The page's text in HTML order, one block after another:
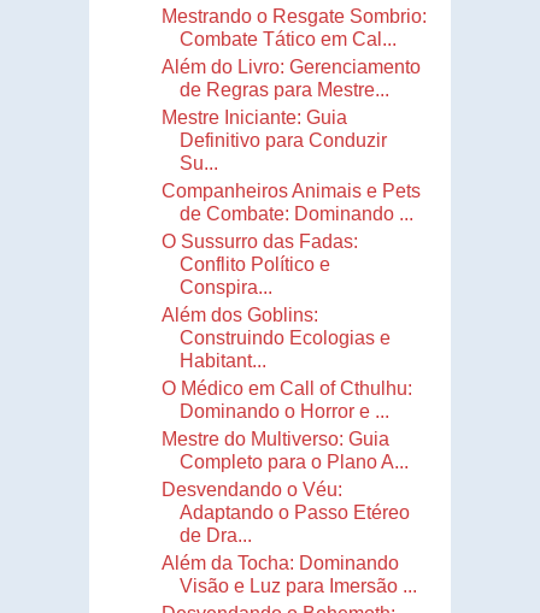
Mestrando o Resgate Sombrio:
Combate Tático em Cal...
Além do Livro: Gerenciamento
de Regras para Mestre...
Mestre Iniciante: Guia
Definitivo para Conduzir
Su...
Companheiros Animais e Pets
de Combate: Dominando ...
O Sussurro das Fadas:
Conflito Político e
Conspira...
Além dos Goblins:
Construindo Ecologias e
Habitant...
O Médico em Call of Cthulhu:
Dominando o Horror e ...
Mestre do Multiverso: Guia
Completo para o Plano A...
Desvendando o Véu:
Adaptando o Passo Etéreo
de Dra...
Além da Tocha: Dominando
Visão e Luz para Imersão ...